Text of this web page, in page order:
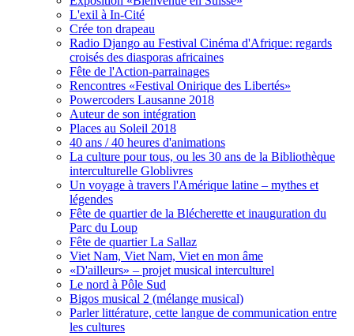
L'exil à In-Cité
Crée ton drapeau
Radio Django au Festival Cinéma d'Afrique: regards
croisés des diasporas africaines
Fête de l'Action-parrainages
Rencontres «Festival Onirique des Libertés»
Powercoders Lausanne 2018
Auteur de son intégration
Places au Soleil 2018
40 ans / 40 heures d'animations
La culture pour tous, ou les 30 ans de la Bibliothèque
interculturelle Globlivres
Un voyage à travers l'Amérique latine – mythes et
légendes
Fête de quartier de la Blécherette et inauguration du
Parc du Loup
Fête de quartier La Sallaz
Viet Nam, Viet Nam, Viet en mon âme
«D'ailleurs» – projet musical interculturel
Le nord à Pôle Sud
Bigos musical 2 (mélange musical)
Parler littérature, cette langue de communication entre
les cultures